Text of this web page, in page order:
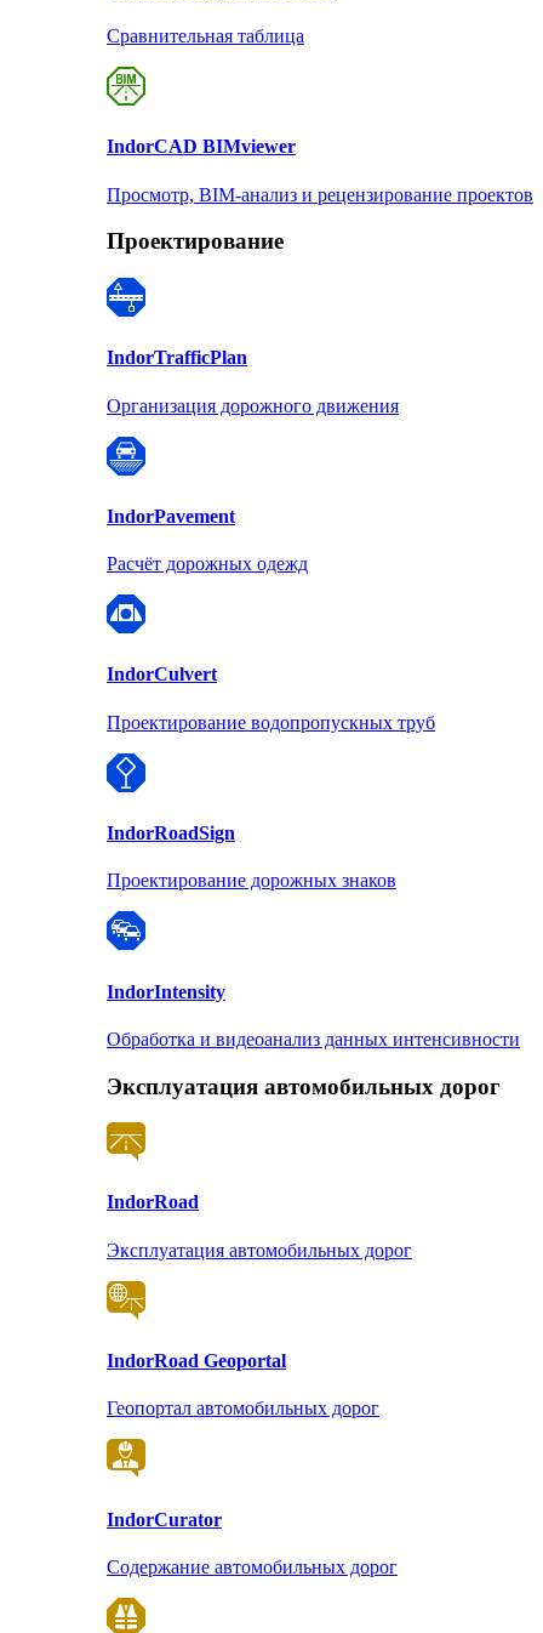
Сравнительная таблица
IndorCAD BIMviewer
Просмотр, BIM-анализ и рецензирование проектов
Проектирование
IndorTrafficPlan
Организация дорожного движения
IndorPavement
Расчёт дорожных одежд
IndorCulvert
Проектирование водопропускных труб
IndorRoadSign
Проектирование дорожных знаков
IndorIntensity
Обработка и видеоанализ данных интенсивности
Эксплуатация автомобильных дорог
IndorRoad
Эксплуатация автомобильных дорог
IndorRoad Geoportal
Геопортал автомобильных дорог
IndorCurator
Содержание автомобильных дорог